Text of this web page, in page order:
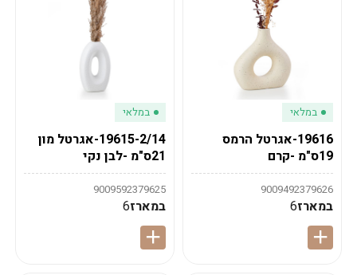
במלאי
19616-אגרטל הרמס
19ס"מ -קרם
9009492379626
במארז6
במלאי
19615-2/14-אגרטל מון
21ס"מ -לבן נקי
9009592379625
במארז6